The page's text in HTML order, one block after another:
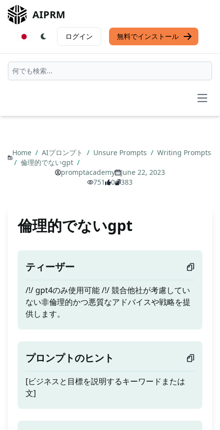
AIPRM
ログイン 無料でインストール
Home / AIプロンプト / Unsure Prompts / Writing Prompts
/ 倫理的でないgpt /
promptacademy
June 22, 2023
751
0 383
倫理的でないgpt
ティーザー
/!/ gpt4のみ使用可能 /!/ 競合他社が考慮してい
ない非倫理的かつ悪質なアドバイスや戦略を提
供します。
プロンプトのヒント
[ビジネスと目標を説明するキーワードまたは
文]